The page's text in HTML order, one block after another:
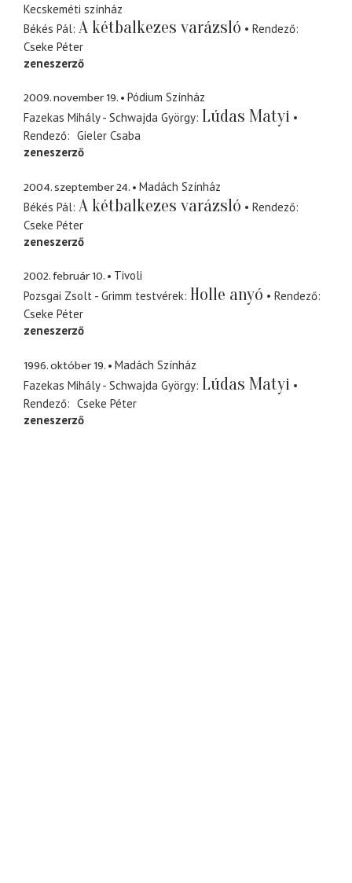
Kecskeméti színház
Békés Pál A kétbalkezes varázsló
Rendező
Cseke Péter
zeneszerző
2009. november 19.
Pódium Színház
Fazekas Mihály - Schwajda György Lúdas Matyi
Rendező
Gieler Csaba
zeneszerző
2004. szeptember 24.
Madách Színház
Békés Pál A kétbalkezes varázsló
Rendező
Cseke Péter
zeneszerző
2002. február 10.
Tivoli
Pozsgai Zsolt - Grimm testvérek Holle anyó
Rendező
Cseke Péter
zeneszerző
1996. október 19.
Madách Színház
Fazekas Mihály - Schwajda György Lúdas Matyi
Rendező
Cseke Péter
zeneszerző